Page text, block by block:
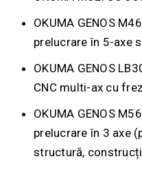
OKUMA GENOS
prelucrare în 5-axe
OKUMA GENOS
CNC multi-ax cu
OKUMA GENOS
prelucrare în 3 axe
structură,